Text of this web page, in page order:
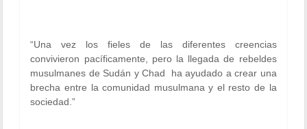
“Una vez los fieles de las diferentes creencias
convivieron pacíficamente, pero la llegada de rebeldes
musulmanes de Sudán y Chad ha ayudado a crear una
brecha entre la comunidad musulmana y el resto de la
sociedad.”